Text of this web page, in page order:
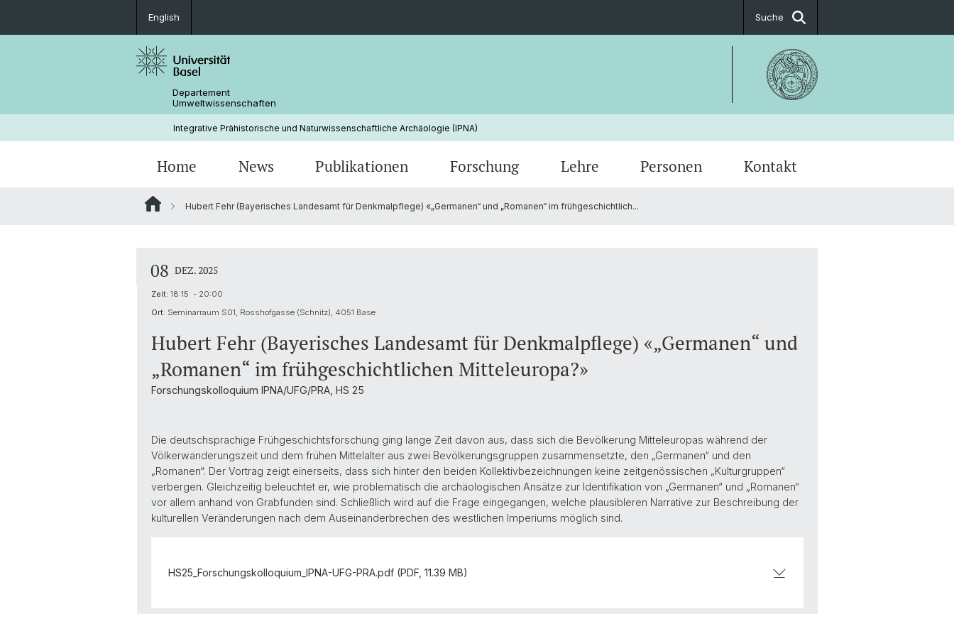
English Suche
Departement
Umweltwissenschaften
Integrative Prähistorische und Naturwissenschaftliche Archäologie (IPNA)
Home News Publikationen Forschung Lehre Personen Kontakt
Hubert Fehr (Bayerisches Landesamt für Denkmalpflege) «„Germanen“ und „Romanen“ im frühgeschichtlich...
08 DEZ. 2025
Zeit: 18:15 - 20:00
Ort: Seminarraum S01, Rosshofgasse (Schnitz), 4051 Base
Hubert Fehr (Bayerisches Landesamt für Denkmalpflege) «„Germanen“ und
„Romanen“ im frühgeschichtlichen Mitteleuropa?»
Forschungskolloquium IPNA/UFG/PRA, HS 25
Die deutschsprachige Frühgeschichtsforschung ging lange Zeit davon aus, dass sich die Bevölkerung Mitteleuropas während der
Völkerwanderungszeit und dem frühen Mittelalter aus zwei Bevölkerungsgruppen zusammensetzte, den „Germanen“ und den
„Romanen“. Der Vortrag zeigt einerseits, dass sich hinter den beiden Kollektivbezeichnungen keine zeitgenössischen „Kulturgruppen“
verbergen. Gleichzeitig beleuchtet er, wie problematisch die archäologischen Ansätze zur Identifikation von „Germanen“ und „Romanen“
vor allem anhand von Grabfunden sind. Schließlich wird auf die Frage eingegangen, welche plausibleren Narrative zur Beschreibung der
kulturellen Veränderungen nach dem Auseinanderbrechen des westlichen Imperiums möglich sind.
HS25_Forschungskolloquium_IPNA-UFG-PRA.pdf (PDF, 11.39 MB)